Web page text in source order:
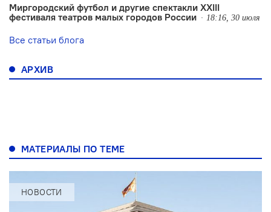
Миргородский футбол и другие спектакли XXIII
фестиваля театров малых городов России
18:16, 30 июля
Все статьи блога
АРХИВ
МАТЕРИАЛЫ ПО ТЕМЕ
НОВОСТИ